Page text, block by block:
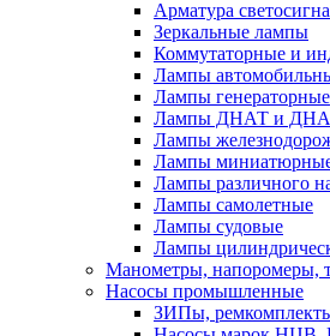
Арматура
Зеркальные лампы
Коммутаторные и
Лампы
Лампы генераторные
Лампы ДНАТ и
Лампы
Лампы
Лампы различного
Лампы самолетные
Лампы судовые
Лампы
Манометры, напоромеры,
Насосы промышленные
ЗИПы,